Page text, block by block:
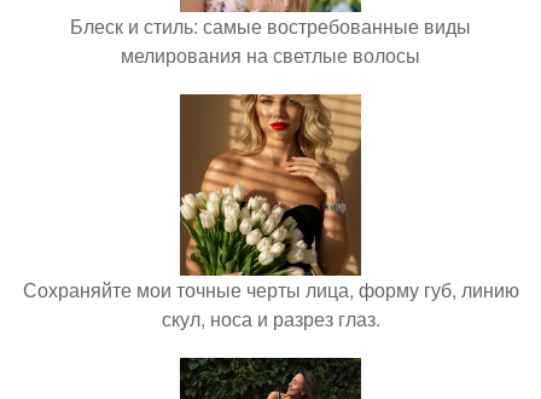
Блеск и стиль: самые востребованные виды
мелирования на светлые волосы
Сохраняйте мои точные черты лица, форму губ, линию
скул, носа и разрез глаз.